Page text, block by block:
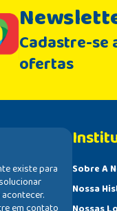
Cadastre-se
ofertas
existe para
Sobre A
Nossa